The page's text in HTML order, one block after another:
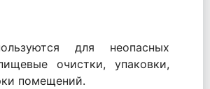
для неопасных
очистки, упаковки,
помещений.